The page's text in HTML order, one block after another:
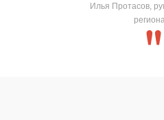
Илья Протасов,